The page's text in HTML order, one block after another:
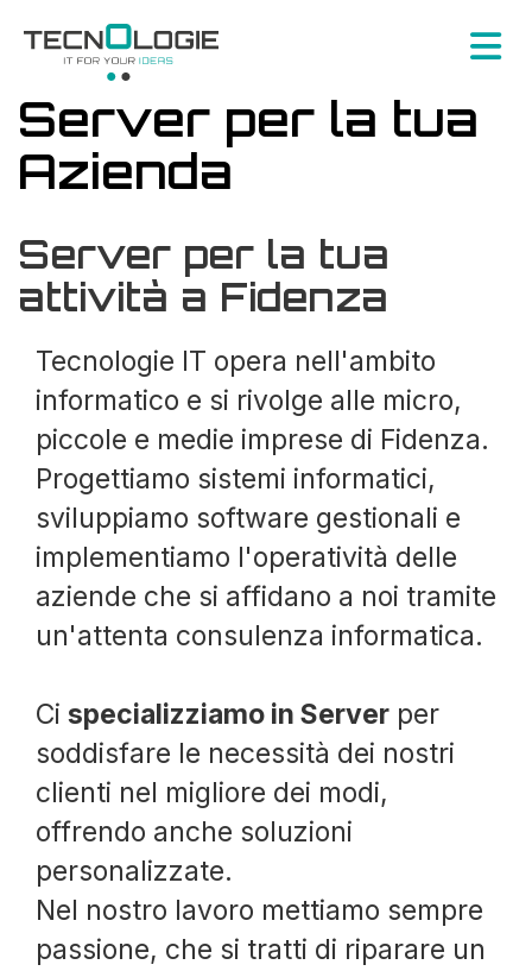
Server per la tua
Azienda
Server per la tua
attività a Fidenza
Tecnologie IT opera nell'ambito
informatico e si rivolge alle micro,
piccole e medie imprese di Fidenza.
Progettiamo sistemi informatici,
sviluppiamo software gestionali e
implementiamo l'operatività delle
aziende che si affidano a noi tramite
un'attenta consulenza informatica.
Ci specializziamo in Server per
soddisfare le necessità dei nostri
clienti nel migliore dei modi,
offrendo anche soluzioni
personalizzate.
Nel nostro lavoro mettiamo sempre
passione, che si tratti di riparare un